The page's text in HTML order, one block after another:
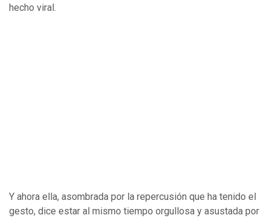
hecho viral.
Y ahora ella, asombrada por la repercusión que ha tenido el
gesto, dice estar al mismo tiempo orgullosa y asustada por